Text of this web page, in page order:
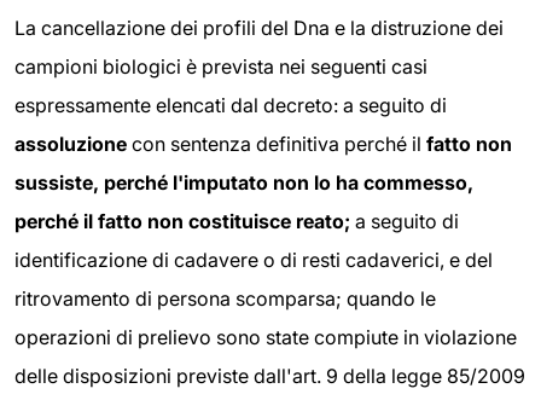
La cancellazione dei profili del Dna e la distruzione dei
campioni biologici è prevista nei seguenti casi
espressamente elencati dal decreto: a seguito di
assoluzione con sentenza definitiva perché il fatto non
sussiste, perché l'imputato non lo ha commesso,
perché il fatto non costituisce reato; a seguito di
identificazione di cadavere o di resti cadaverici, e del
ritrovamento di persona scomparsa; quando le
operazioni di prelievo sono state compiute in violazione
delle disposizioni previste dall'art. 9 della legge 85/2009